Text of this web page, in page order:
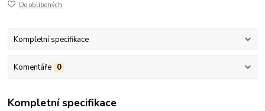
Do oblíbených
Kompletní specifikace
Komentáře 0
Kompletní specifikace